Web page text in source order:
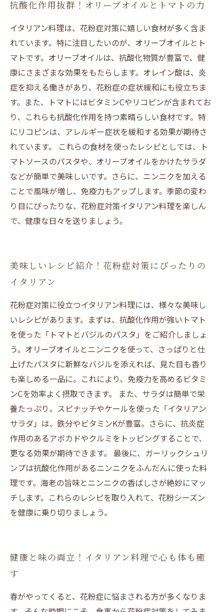
抗酸化作用抜群！オリーブオイルとトマトの力
イタリアン料理は、花粉症対策に嬉しい食材が多く含ま
れています。特に注目したいのが、オリーブオイルとト
マトです。オリーブオイルは、抗酸化物質が豊富で、健
康にさまざまな効果をもたらします。オレイン酸は、炎
症を抑える働きがあり、花粉症の症状緩和にも役立ちま
す。また、トマトにはビタミンCやリコピンが含まれてお
り、これらも抗酸化作用を持つ素晴らしい食材です。特
にリコピンは、アレルギー症状を緩和する効果が期待さ
れています。 これらの食材を使ったレシピとしては、ト
マトソースのパスタや、オリーブオイルをかけたサラダ
などが簡単で美味しいです。さらに、ニンニクを加える
ことで風味が増し、免疫力もアップします。季節の変わ
り目にぴったりな、花粉症対策イタリアン料理を楽しん
で、健康な日々を送りましょう。
美味しいレシピ紹介！花粉症対策にぴったりの
イタリアン
花粉症対策に役立つイタリアン料理には、様々な美味し
いレシピがあります。まずは、抗酸化作用が強いトマト
を使った「トマトとバジルのパスタ」をご紹介しましょ
う。オリーブオイルとニンニクを使って、さっぱりと仕
上げたパスタに新鮮なバジルを添えれば、見た目も香り
も楽しめる一品に。これにより、免疫力を高めるビタミ
ンCを効率よく摂取できます。 また、サラダは簡単で栄
養たっぷり。スピナッチやケールを使った「イタリアン
サラダ」は、鉄分やビタミンKが豊富。さらに、抗炎症
作用のあるアボカドやクルミをトッピングすることで、
更なる効果が期待できます。 最後に、ガーリックシュリ
ンプは抗酸化作用があるニンニクをふんだんに使った料
理です。海老の旨味とニンニクの香ばしさが絶妙にマッ
チします。これらのレシピを取り入れて、花粉シーズン
を健康に乗り切りましょう。
健康と味の両立！イタリアン料理で心も体も癒
す
春がやってくると、花粉症に悩まされる方が多くなりま